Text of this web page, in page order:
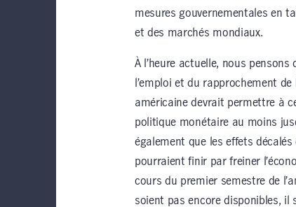
mesures gouvernementales en
et des marchés mondiaux.
À l’heure actuelle, nous
l’emploi et du rapprochement
américaine devrait permettre à
politique monétaire au moins
également que les effets
pourraient finir par freiner
cours du premier semestre de
soient pas encore disponibles, il